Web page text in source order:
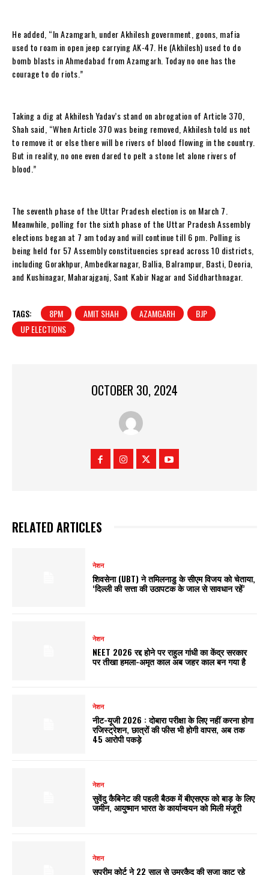
He added, “In Azamgarh, under Akhilesh government, goons, mafia
used to roam in open jeep carrying AK-47. He (Akhilesh) used to do
bomb blasts in Ahmedabad from Azamgarh. Today no one has the
courage to do riots.”
Taking a dig at Akhilesh Yadav’s stand on abrogation of Article 370,
Shah said, “When Article 370 was being removed, Akhilesh told us not
to remove it or else there will be rivers of blood flowing in the country.
But in reality, no one even dared to pelt a stone let alone rivers of
blood.”
The seventh phase of the Uttar Pradesh election is on March 7.
Meanwhile, polling for the sixth phase of the Uttar Pradesh Assembly
elections began at 7 am today and will continue till 6 pm. Polling is
being held for 57 Assembly constituencies spread across 10 districts,
including Gorakhpur, Ambedkarnagar, Ballia, Balrampur, Basti, Deoria,
and Kushinagar, Maharajganj, Sant Kabir Nagar and Siddharthnagar.
TAGS: 8PM AMIT SHAH AZAMGARH
BJP
UP ELECTIONS
OCTOBER 30, 2024
RELATED ARTICLES
नेशन
शिवसेना (UBT) ने तमिलनाडु के सीएम विजय को चेताया,
‘दिल्ली की सत्ता की उठापटक के जाल से सावधान रहें’
नेशन
NEET 2026 रद्द होने पर राहुल गांधी का केंद्र सरकार
पर तीखा हमला-अमृत काल अब जहर काल बन गया है
नेशन
नीट-यूजी 2026 : दोबारा परीक्षा के लिए नहीं करना होगा
रजिस्ट्रेशन, छात्रों की फीस भी होगी वापस, अब तक
45 आरोपी पकड़े
नेशन
सुवेंदु कैबिनेट की पहली बैठक में बीएसएफ को बाड़ के लिए
जमीन, आयुष्मान भारत के कार्यान्वयन को मिली मंजूरी
नेशन
सुप्रीम कोर्ट ने 22 साल से उम्रकैद की सजा काट रहे